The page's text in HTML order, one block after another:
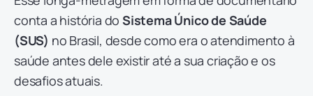
conta a história doSistema Único de Saúde
(SUS) no Brasil, desde como era o atendimento à
saúde antes dele existir até a sua criação e os
desafios atuais.